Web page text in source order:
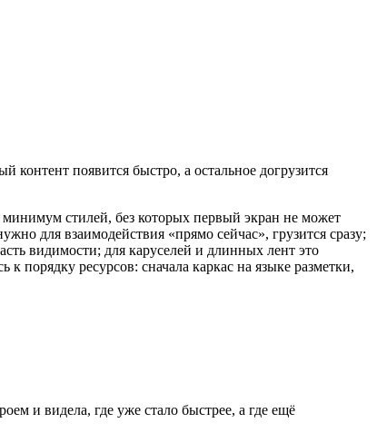
появится быстро, а остальное догрузится
минимум стилей, без которых первый экран не может
для взаимодействия «прямо сейчас», грузится сразу;
видимости; для каруселей и длинных лент это
ресурсов: сначала каркас на языке разметки,
и видела, где уже стало быстрее, а где ещё